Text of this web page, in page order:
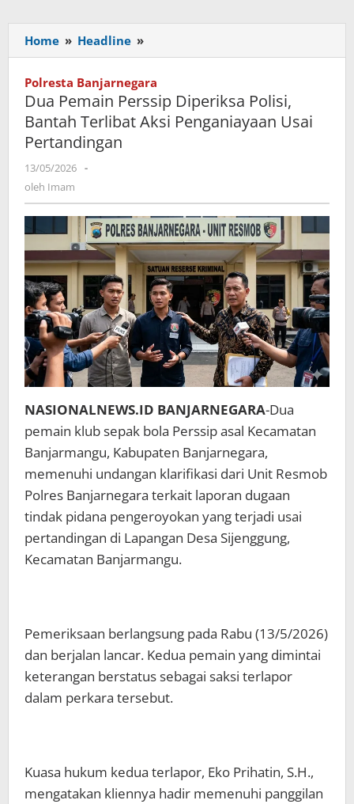
Home » Headline »
Pemain
Diperiksa
Polisi,
Bantah
Pertandingan
Polresta Banjarnegara
Dua Pemain Perssip Diperiksa Polisi,
Bantah Terlibat Aksi Penganiayaan Usai
Pertandingan
13/05/2026 oleh
-
oleh Imam
NASIONALNEWS.ID BANJARNEGARA-Dua
pemain klub sepak bola Perssip asal Kecamatan
Banjarmangu, Kabupaten Banjarnegara,
memenuhi undangan klarifikasi dari Unit Resmob
Polres Banjarnegara terkait laporan dugaan
tindak pidana pengeroyokan yang terjadi usai
pertandingan di Lapangan Desa Sijenggung,
Kecamatan Banjarmangu.
Pemeriksaan berlangsung pada Rabu (13/5/2026)
dan berjalan lancar. Kedua pemain yang dimintai
keterangan berstatus sebagai saksi terlapor
dalam perkara tersebut.
Kuasa hukum kedua terlapor, Eko Prihatin, S.H.,
mengatakan kliennya hadir memenuhi panggilan